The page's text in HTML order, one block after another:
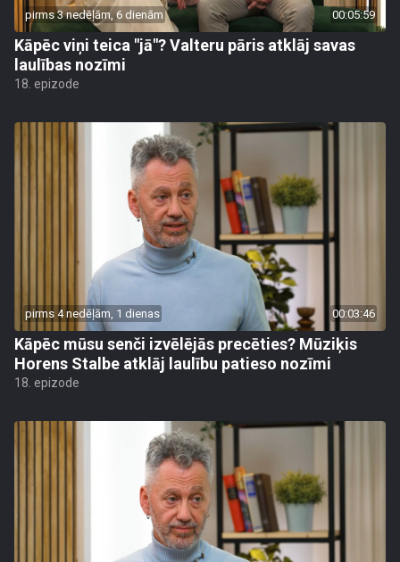
pirms 3 nedēļām, 6 dienām 00:05:59
Kāpēc viņi teica "jā"? Valteru pāris atklāj savas
laulības nozīmi
18. epizode
pirms 4 nedēļām, 1 dienas 00:03:46
Kāpēc mūsu senči izvēlējās precēties? Mūziķis
Horens Stalbe atklāj laulību patieso nozīmi
18. epizode